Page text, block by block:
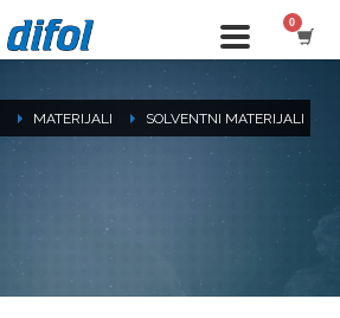
MATERIJALI SOLVENTNI MATERIJALI